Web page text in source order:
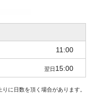
11:00
翌日 15:00
に日数を頂く場合があります。